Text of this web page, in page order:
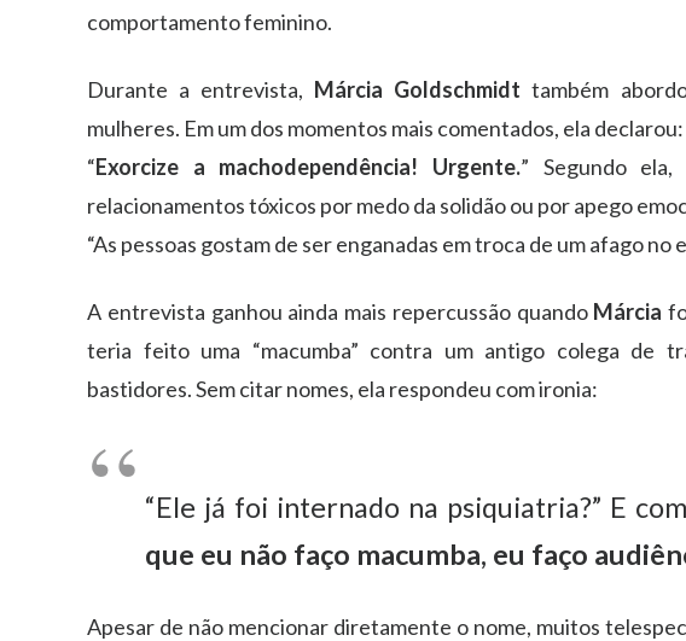
comportamento feminino.
Durante a entrevista, Márcia Goldschmidt também
mulheres. Em um dos momentos mais comentados, ela declarou:
“Exorcize a machodependência! Urgente.” Segundo ela,
relacionamentos tóxicos por medo da solidão ou por apego
“As pessoas gostam de ser enganadas em troca de um afago no
A entrevista ganhou ainda mais repercussão quando Márcia
teria feito uma “macumba” contra um antigo colega de
bastidores. Sem citar nomes, ela respondeu com ironia:
“Ele já foi internado na psiquiatria?” E
que eu não faço macumba, eu faço
Apesar de não mencionar diretamente o nome, muitos